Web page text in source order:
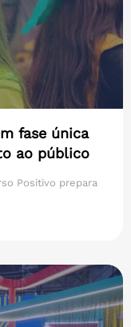
fase única
ao público
Positivo prepara